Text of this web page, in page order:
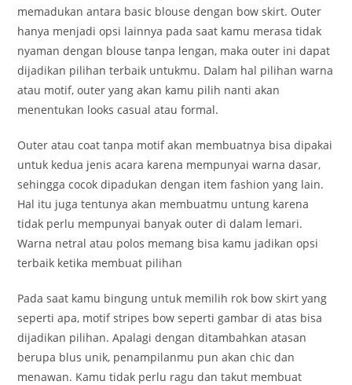
memadukan antara basic blouse dengan bow skirt. Outer
hanya menjadi opsi lainnya pada saat kamu merasa tidak
nyaman dengan blouse tanpa lengan, maka outer ini dapat
dijadikan pilihan terbaik untukmu. Dalam hal pilihan warna
atau motif, outer yang akan kamu pilih nanti akan
menentukan looks casual atau formal.
Outer atau coat tanpa motif akan membuatnya bisa dipakai
untuk kedua jenis acara karena mempunyai warna dasar,
sehingga cocok dipadukan dengan item fashion yang lain.
Hal itu juga tentunya akan membuatmu untung karena
tidak perlu mempunyai banyak outer di dalam lemari.
Warna netral atau polos memang bisa kamu jadikan opsi
terbaik ketika membuat pilihan
Pada saat kamu bingung untuk memilih rok bow skirt yang
seperti apa, motif stripes bow seperti gambar di atas bisa
dijadikan pilihan. Apalagi dengan ditambahkan atasan
berupa blus unik, penampilanmu pun akan chic dan
menawan. Kamu tidak perlu ragu dan takut membuat